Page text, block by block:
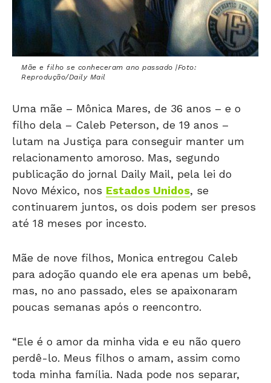
Mãe e filho se conheceram ano passado |Foto:
Reprodução/Daily Mail
Uma mãe – Mônica Mares, de 36 anos – e o
filho dela – Caleb Peterson, de 19 anos –
lutam na Justiça para conseguir manter um
relacionamento amoroso. Mas, segundo
publicação do jornal Daily Mail, pela lei do
Novo México, nos Estados Unidos, se
continuarem juntos, os dois podem ser presos
até 18 meses por incesto.
Mãe de nove filhos, Monica entregou Caleb
para adoção quando ele era apenas um bebê,
mas, no ano passado, eles se apaixonaram
poucas semanas após o reencontro.
“Ele é o amor da minha vida e eu não quero
perdê-lo. Meus filhos o amam, assim como
toda minha família. Nada pode nos separar,